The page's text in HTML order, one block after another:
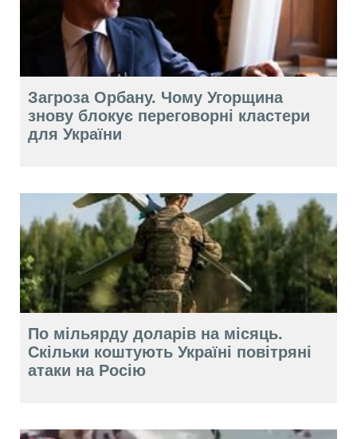
Загроза Орбану. Чому Угорщина
знову блокує переговорні кластери
для України
По мільярду доларів на місяць.
Скільки коштують Україні повітряні
атаки на Росію